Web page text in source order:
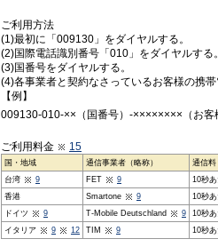
ご利用方法
(1)最初に「009130」をダイヤルする。
(2)国際電話識別番号「010」をダイヤルする
(3)国番号をダイヤルする。
(4)各事業者と契約なさっているお客様の携
【例】
009130-010-××（国番号）-××××××××（お客
ご利用料金 15
国・地域 通信事業者（略称）
通信料
台湾
9 FET 9
10秒
香港
Smartone 9
10秒
ドイツ
9 T-Mobile Deutschland 9
10秒
イタリア
9 12 TIM 9 10秒